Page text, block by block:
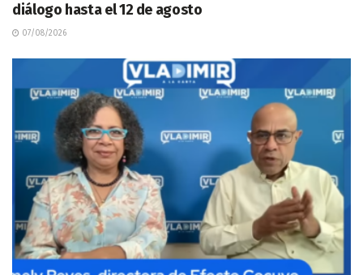
diálogo hasta el 12 de agosto
07/08/2026